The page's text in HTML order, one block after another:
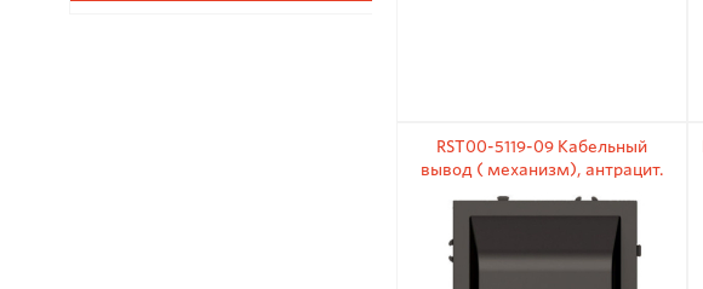
RST00-5119-09 Кабельный
вывод ( механизм), антрацит.